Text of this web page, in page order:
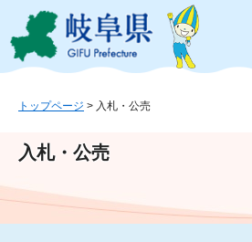
ジ
ュ
文
このページの本文へ
トップページ > 入札・公売
入札・公売